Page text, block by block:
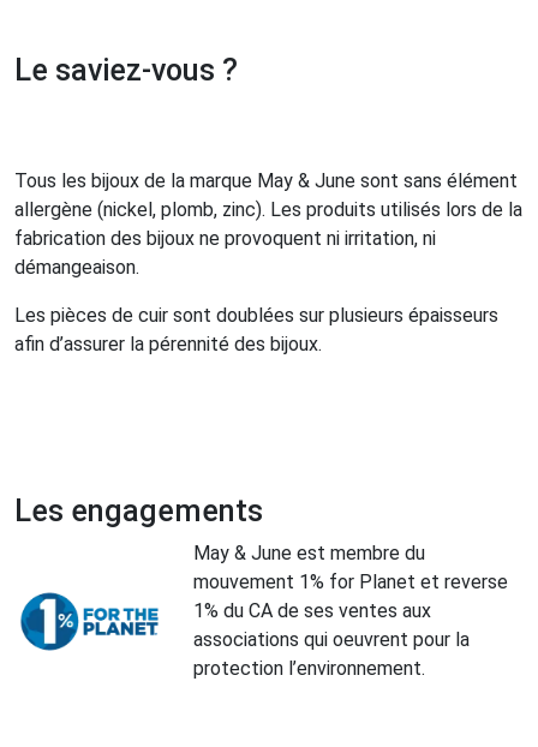
Le saviez-vous ?
Tous les bijoux de la marque May & June sont sans élément
allergène (nickel, plomb, zinc). Les produits utilisés lors de la
fabrication des bijoux ne provoquent ni irritation, ni
démangeaison.
Les pièces de cuir sont doublées sur plusieurs épaisseurs
afin d’assurer la pérennité des bijoux.
Les engagements
May & June est membre du
mouvement 1% for Planet et reverse
1% du CA de ses ventes aux
associations qui oeuvrent pour la
protection l’environnement.